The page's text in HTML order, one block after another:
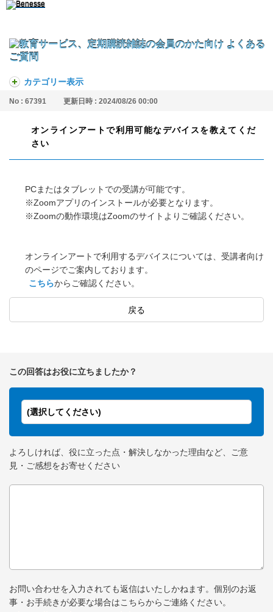
カテゴリー表示
No : 67391 更新日時 : 2024/08/26 00:00
オンラインアートで利用可能なデバイスを教えてくだ
さい
PCまたはタブレットでの受講が可能です。
※Zoomアプリのインストールが必要となります。
※Zoomの動作環境はZoomのサイトよりご確認ください。
オンラインアートで利用するデバイスについては、受講者向け
のページでご案内しております。
こちらからご確認ください。
戻る
この回答はお役に立ちましたか？
(選択してください)
よろしければ、役に立った点・解決しなかった理由など、ご意
見・ご感想をお寄せください
お問い合わせを入力されても返信はいたしかねます。個別のお返
事・お手続きが必要な場合はこちらからご連絡ください。